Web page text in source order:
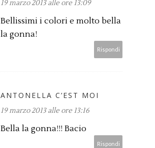
19 marzo 2013 alle ore 13:09
Bellissimi i colori e molto bella
la gonna!
Rispondi
ANTONELLA C’EST MOI
19 marzo 2013 alle ore 13:16
Bella la gonna!!! Bacio
Rispondi